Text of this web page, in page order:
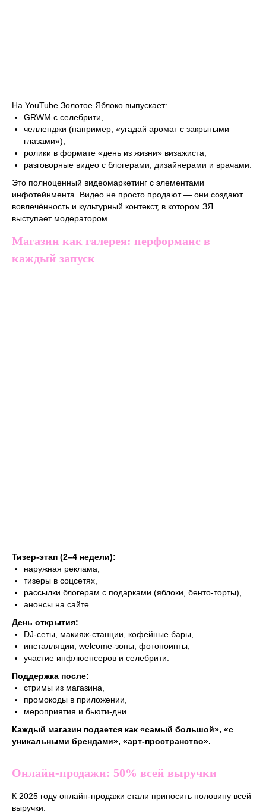
На YouTube Золотое Яблоко выпускает:
GRWM с селебрити,
челленджи (например, «угадай аромат с закрытыми
глазами»),
ролики в формате «день из жизни» визажиста,
разговорные видео с блогерами, дизайнерами и врачами.
Это полноценный видеомаркетинг с элементами
инфотейнмента. Видео не просто продают — они создают
вовлечённость и культурный контекст, в котором ЗЯ
выступает модератором.
Магазин как галерея: перформанс в
каждый запуск
Тизер-этап (2–4 недели):
наружная реклама,
тизеры в соцсетях,
рассылки блогерам с подарками (яблоки, бенто-торты),
анонсы на сайте.
День открытия:
DJ-сеты, макияж-станции, кофейные бары,
инсталляции, welcome-зоны, фотопоинты,
участие инфлюенсеров и селебрити.
Поддержка после:
стримы из магазина,
промокоды в приложении,
мероприятия и бьюти-дни.
Каждый магазин подается как «самый большой», «с
уникальными брендами», «арт-пространство».
Онлайн-продажи: 50% всей выручки
К 2025 году онлайн-продажи стали приносить половину всей
выручки.